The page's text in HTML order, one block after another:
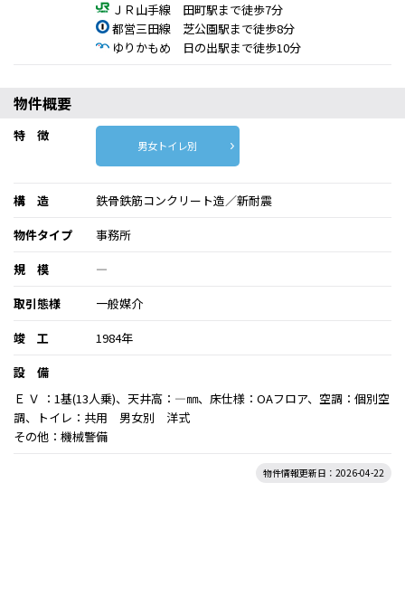
ＪＲ山手線 田町駅まで徒歩7分
都営三田線 芝公園駅まで徒歩8分
ゆりかもめ 日の出駅まで徒歩10分
物件概要
特 徴
男女トイレ別
構 造
鉄骨鉄筋コンクリート造／新耐震
物件タイプ
事務所
規 模
―
取引態様
一般媒介
竣 工
1984年
設 備
Ｅ Ｖ ：1基(13人乗)、天井高：―㎜、床仕様：OAフロア、空調：個別空
調、トイレ：共用 男女別 洋式
その他：機械警備
物件情報更新日：2026-04-22